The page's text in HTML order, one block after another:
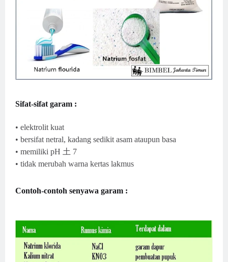
Sifat-sifat garam :
• elektrolit kuat
• bersifat netral, kadang sedikit asam ataupun basa
• memiliki pH 土 7
• tidak merubah warna kertas lakmus
Contoh-contoh senyawa garam :